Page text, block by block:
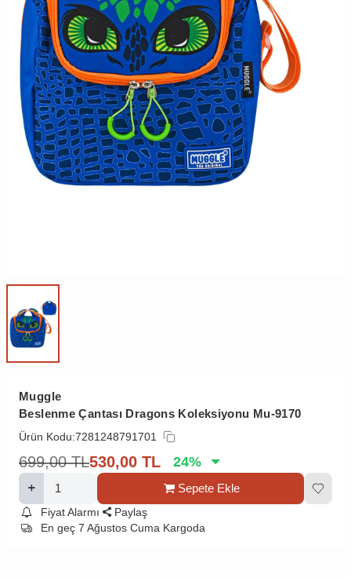
Muggle
Beslenme Çantası Dragons Koleksiyonu Mu-9170
Ürün Kodu:7281248791701
699,00 TL530,00 TL 24%
Sepete Ekle
Fiyat Alarmı
Paylaş
En geç 7 Ağustos Cuma Kargoda